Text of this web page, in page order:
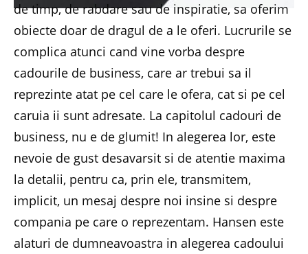
de timp, de rabdare sau de inspiratie, sa oferim
obiecte doar de dragul de a le oferi. Lucrurile se
complica atunci cand vine vorba despre
cadourile de business, care ar trebui sa il
reprezinte atat pe cel care le ofera, cat si pe cel
caruia ii sunt adresate. La capitolul cadouri de
business, nu e de glumit! In alegerea lor, este
nevoie de gust desavarsit si de atentie maxima
la detalii, pentru ca, prin ele, transmitem,
implicit, un mesaj despre noi insine si despre
compania pe care o reprezentam. Hansen este
alaturi de dumneavoastra in alegerea cadoului